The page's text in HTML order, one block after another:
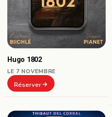
Hugo 1802
LE 7 NOVEMBRE
Réserver